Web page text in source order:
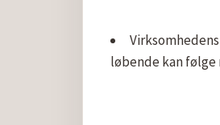
løbende kan